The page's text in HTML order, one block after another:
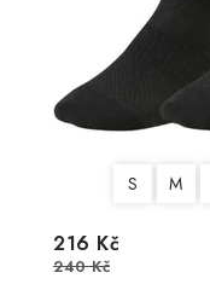
S M
216 Kč
240 Kč